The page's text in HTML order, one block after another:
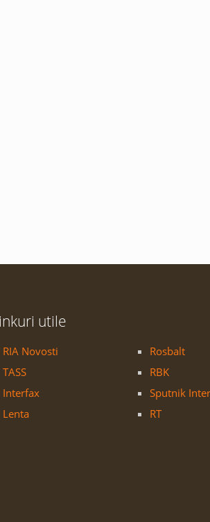
utile
RIA Novosti
TASS
Interfax
Lenta
Rosbalt
RBK
Sputnik
RT